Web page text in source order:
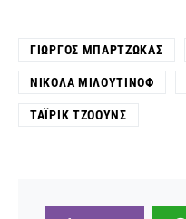
ΓΙΏΡΓΟΣ ΜΠΑΡΤΖΏΚΑΣ
ΝΊΚΟΛΑ ΜΙΛΟΥΤΊΝΟΦ
ΤΑΪΡΊΚ ΤΖΌΟΥΝΣ